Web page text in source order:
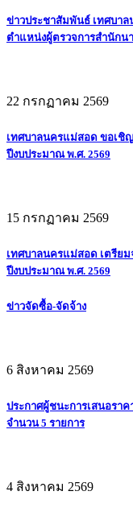
ข่าวประชาสัมพันธ์ เทศบา
ตำแหน่งผู้ตรวจการสำนักน
22 กรกฏาคม 2569
เทศบาลนครแม่สอด ขอเชิ
ปีงบประมาณ พ.ศ. 2569
15 กรกฏาคม 2569
เทศบาลนครแม่สอด เตรีย
ปีงบประมาณ พ.ศ. 2569
ข่าวจัดซื้อ-จัดจ้าง
6 สิงหาคม 2569
ประกาศผู้ชนะการเสนอรา
จำนวน 5 รายการ
4 สิงหาคม 2569